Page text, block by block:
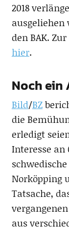
2018
ausgeliehen
den BAK.
hier.
Noch ein
Bild/BZ
die
erledigt
Interesse
Norköpping
Tatsache,
aus